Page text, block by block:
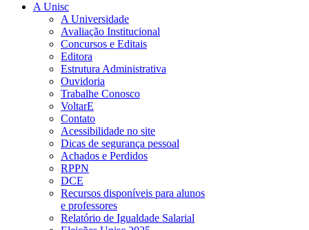
A Unisc
A Universidade
Avaliação Institucional
Concursos e Editais
Editora
Estrutura Administrativa
Ouvidoria
Trabalhe Conosco
VoltarE
Contato
Acessibilidade no site
Dicas de segurança pessoal
Achados e Perdidos
RPPN
DCE
Recursos disponíveis para alunos
e professores
Relatório de Igualdade Salarial